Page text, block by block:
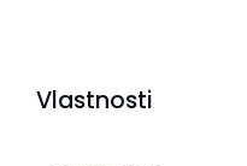
Vlastnosti